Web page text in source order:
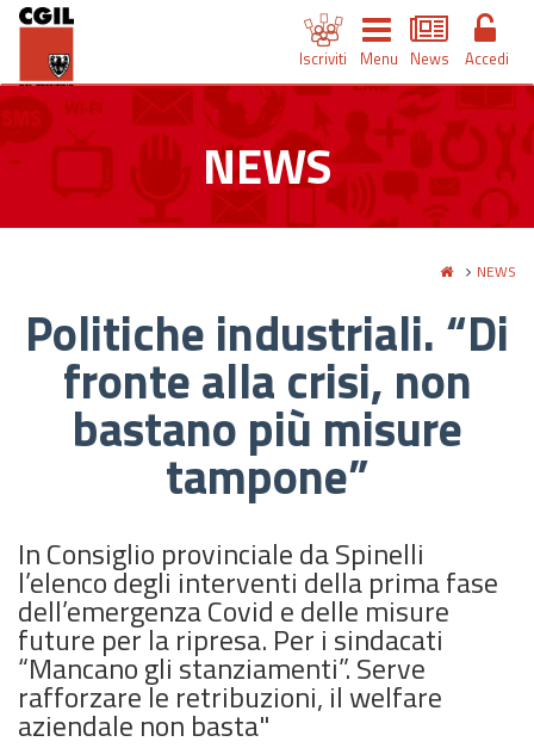
Iscriviti Menu News Accedi
NEWS
NEWS
Politiche industriali. “Di
fronte alla crisi, non
bastano più misure
tampone”
In Consiglio provinciale da Spinelli
l’elenco degli interventi della prima fase
dell’emergenza Covid e delle misure
future per la ripresa. Per i sindacati
“Mancano gli stanziamenti”. Serve
rafforzare le retribuzioni, il welfare
aziendale non basta"